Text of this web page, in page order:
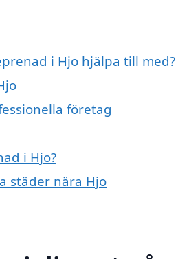
i Hjo hjälpa till med?
företag
i Hjo?
städer nära Hjo